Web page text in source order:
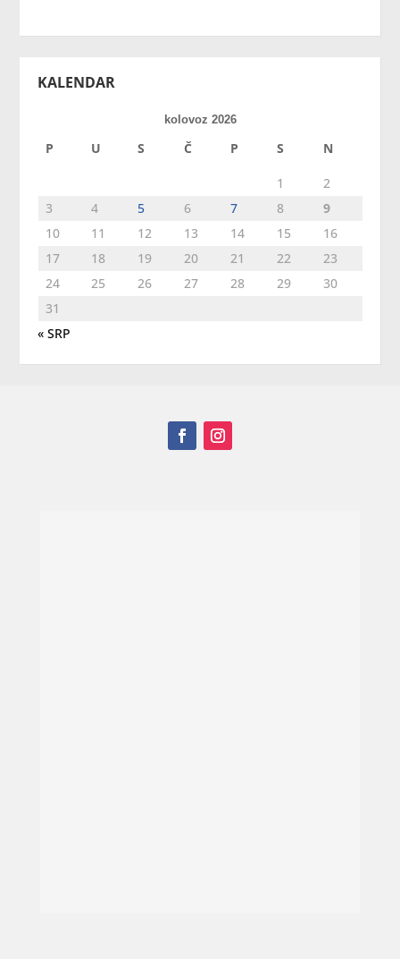
KALENDAR
kolovoz 2026
P U S Č P S N
1
2
3
4 5 6 7 8
9
10
11 12 13 14 15
16
17
18 19 20 21 22
23
24
25 26 27 28 29
30
31
« SRP